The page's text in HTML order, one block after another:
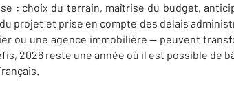
: choix du terrain, maîtrise du budget,
projet et prise en compte des délais
ou une agence immobilière — peuvent
2026 reste une année où il est possible de